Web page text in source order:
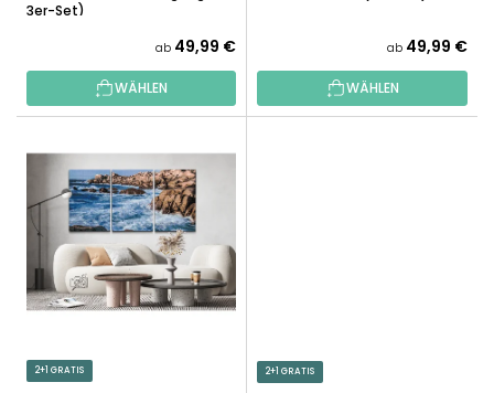
U
T
(3er-Set)
ab 49,99 €
WÄHLEN
ab 49,99 €
WÄHLEN
2+1 GRATIS 2+1 GRATIS